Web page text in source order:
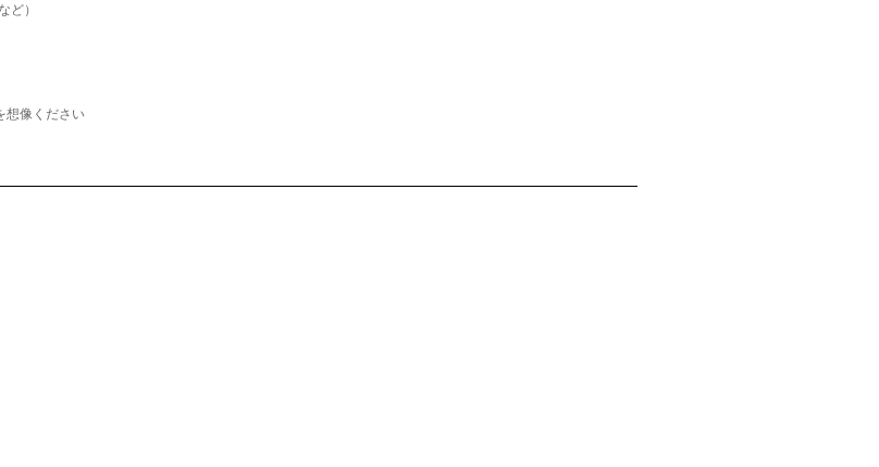
ど）
想像ください